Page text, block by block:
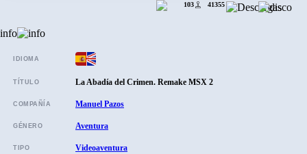
103 41355
info
IDIOMA
TÍTULO La Abadía del Crimen. Remake MSX 2
COMPAÑÍA Manuel Pazos
GÉNERO Aventura
TIPO Videoaventura